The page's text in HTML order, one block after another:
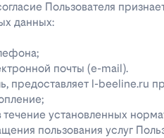
Пользователя
данных:
почты (e-mail).
предоставляет l-beeline.ru
течение установленных
пользования услуг